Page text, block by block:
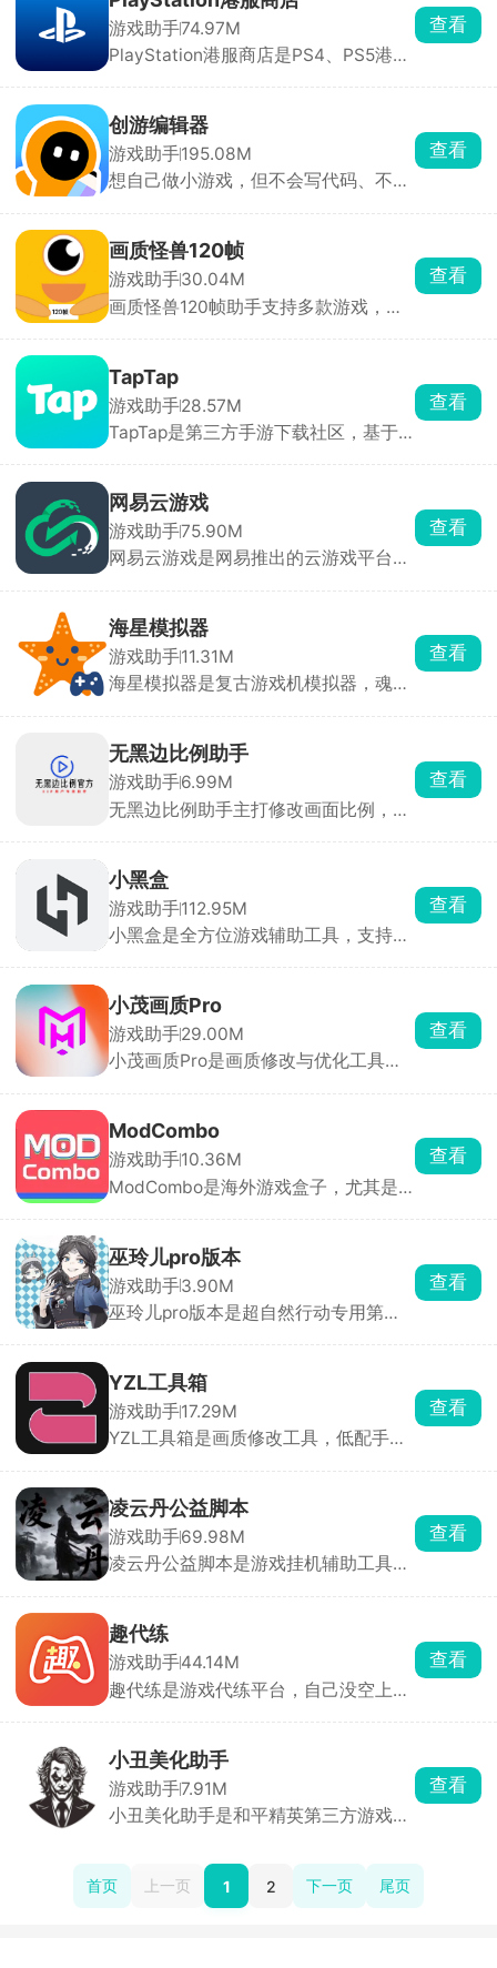
等重复操作都能用。
游戏助手74.97M
PlayStation港服商店是PS4、PS5港服
装，主机硬盘满了也能在手机上删旧游
戏腾空间，不用挨个在主机操作整理。
港服经常有大折扣、限时喜加一、PS
会员免费游戏，APP 会直接弹窗提醒，
查看
创游编辑器
游戏助手195.08M
想自己做小游戏，但不会写代码、不会
新手照着模板改一改，十几分钟就能做
出一张可玩的关卡。做完作品一键发布
到社区，全网玩家都能玩你做的游戏，
还能刷别人做的小游戏玩。除了做游
查看
画质怪兽120帧
游戏助手30.04M
画质怪兽120帧助手支持多款游戏，一
意调整，找到最适合自己的游戏画面，
提高极致的游戏体验，享受超清的爽
感。除此以外，软件内还提供了准星工
具、bmi计算机、电子沐浴等功能，软
查看
TapTap
游戏助手28.57M
TapTap是第三方手游下载社区，基于
来自平台实名玩家，帮助快速种草。云
玩游戏无需下载，点开即玩 30 分钟高
清流式试玩，省存储、低配置也能体验
3A 手游。每款游戏自带论坛，支持图
约未上线游戏，开测/发版自动推送，
收藏列表云同步，换机不丢。
查看
网易云游戏
游戏助手75.90M
网易云游戏是网易推出的云游戏平台，
行，支持一键启动海量正版游戏，涵盖
手游、端游及3A大作。并提供高度自由
化的键位设置，适应不同用户操作习
惯。支持手柄外设，提升游戏操控体
过签到、抽奖、看广告等方式可额外领
取时长。
查看
海星模拟器
游戏助手11.31M
海星模拟器是复古游戏机模拟器，魂斗
戏文件，下载点开直接开玩，自带金手
指作弊、多档位存档，接个手柄就能复
刻小时候小霸王、街机厅的手感。
查看
无黑边比例助手
游戏助手6.99M
无黑边比例助手主打修改画面比例，去
面锐度和光影细节。可以给不同游戏保
存多套参数配置，切换方案很方便。吃
鸡、王者、原神这类热门手游都能适
配，日常调整画面观感、提升游戏体验
查看
小黑盒
游戏助手112.95M
小黑盒是全方位游戏辅助工具，支持
以轻松查询价格波动、配置需求、游戏
评价、史低特惠等重要信息。当心愿单
商品出现折扣时，小黑盒会及时推送通
知，不错过每一个省钱的机会。对于免
小黑盒平台领取即可。
查看
小茂画质Pro
游戏助手29.00M
小茂画质Pro是画质修改与优化工具，
门手游。支持一键解锁最高画质，用户
可根据手机配置自由选择分辨率、帧
率、颜色、纹理等参数，实时预览效果
并保存设置。适配不同机型，即使中低
查看
ModCombo
游戏助手10.36M
ModCombo是海外游戏盒子，尤其是
不方便上谷歌商店的用户，可以直接下
载外服原版游戏。每个资源会标注
MOD 具体功能，避免下错版本。自带
资源更新提醒，有新版本 MOD 会推送
查看
巫玲儿pro版本
游戏助手3.90M
巫玲儿pro版本是超自然行动专用第三
化游戏体验，对于新手玩家来说比较实
用，不用到处搜集资料。
查看
YZL工具箱
游戏助手17.29M
YZL工具箱是画质修改工具，低配手机
率、音效、准星样式，自带一键优化模
板，顺带修复手机玩游戏闪退卡顿问
题。只用调好参数点启动游戏就能生
效，很多吃鸡玩家用来改善手游画面和
查看
凌云丹公益脚本
游戏助手69.98M
凌云丹公益脚本是游戏挂机辅助工具，
宝箱、循环做日常任务，游戏里悬浮窗
直接改参数不用切后台。开着脚本手机
放一边，角色自己刷修为升级，懒人挂
修炼等级特别省事。
查看
趣代练
游戏助手44.14M
趣代练是游戏代练平台，自己没空上
里接单打单子赚零花钱。钱走平台托
管，不会出现私下交易老板跑单、打手
摆烂毁号的坑，王者、LOL、原神、吃
鸡这些热门游戏单子特别多，系统自动
查看
小丑美化助手
游戏助手7.91M
小丑美化助手是和平精英第三方游戏美
定义按键布局。使用需要 Shizuku 权
限，高阶美化资源要付费开会员。
查看
首页 上一页 1 2 下一页 尾页